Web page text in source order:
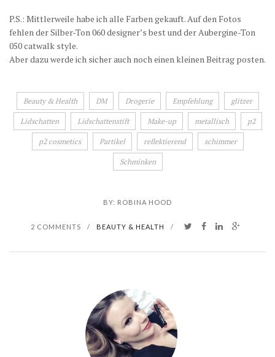
P.S.: Mittlerweile habe ich alle Farben gekauft. Auf den Fotos
fehlen der Silber-Ton 060 designer’s best und der Aubergine-Ton
050 catwalk style.
Aber dazu werde ich sicher auch noch einen kleinen Beitrag posten.
Beauty & Health DM Drogerie Empfehlung glitzer
Lidschatten Lidschattenstift Make-up metallisch p2
p2 cosmetics Partikel reflektierend schimmer
Schminken
BY: ROBINA HOOD
2 COMMENTS / BEAUTY & HEALTH /